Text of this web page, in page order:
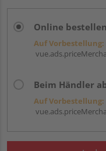
Online bestellen
Auf Vorbestellung:
Beim Händler
Auf Vorbestellung: